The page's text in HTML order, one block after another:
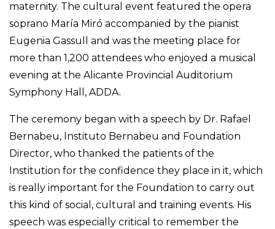
maternity. The cultural event featured the opera
soprano María Miró accompanied by the pianist
Eugenia Gassull and was the meeting place for
more than 1,200 attendees who enjoyed a musical
evening at the Alicante Provincial Auditorium
Symphony Hall, ADDA.
The ceremony began with a speech by Dr. Rafael
Bernabeu, Instituto Bernabeu and Foundation
Director, who thanked the patients of the
Institution for the confidence they place in it, which
is really important for the Foundation to carry out
this kind of social, cultural and training events. His
speech was especially critical to remember the